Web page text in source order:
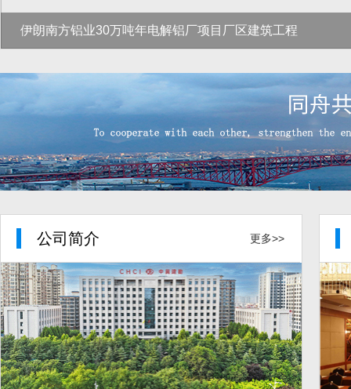
伊朗南方铝业30万吨年电解铝厂项目厂区建筑工程
公司简介 更多>>